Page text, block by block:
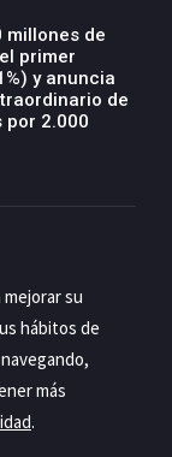
millones de
primer
y anuncia
de
por 2.000
global
en siete
su
hábitos de
más
.